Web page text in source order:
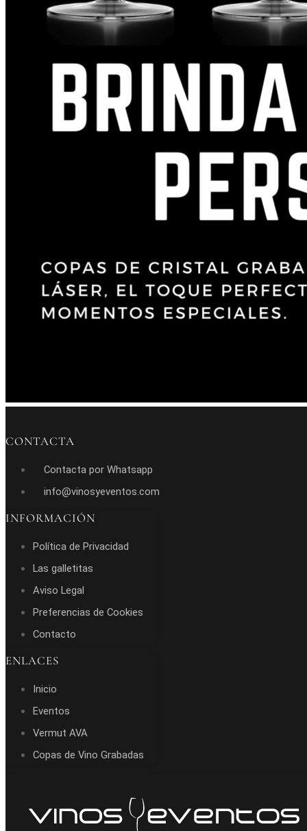
CONTACTA
Contacta por Whatsapp
info@vinosyeventos.com
INFORMACIÓN
Política de Privacidad
Las galletitas
Aviso Legal
Preferencias de Cookies
Contacto
ENLACES
Inicio
Eventos
Vermut AVA
Copas de Vino Grabadas